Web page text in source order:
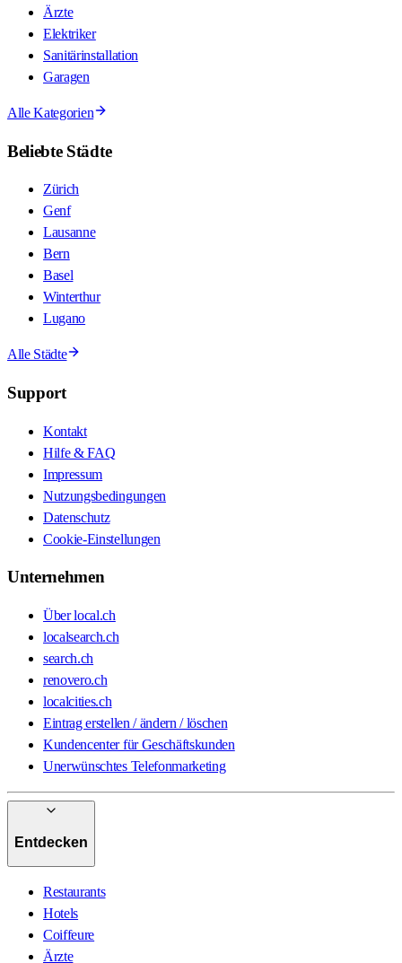
Ärzte
Elektriker
Sanitärinstallation
Garagen
Alle Kategorien
Beliebte Städte
Zürich
Genf
Lausanne
Bern
Basel
Winterthur
Lugano
Alle Städte
Support
Kontakt
Hilfe & FAQ
Impressum
Nutzungsbedingungen
Datenschutz
Cookie-Einstellungen
Unternehmen
Über local.ch
localsearch.ch
search.ch
renovero.ch
localcities.ch
Eintrag erstellen / ändern / löschen
Kundencenter für Geschäftskunden
Unerwünschtes Telefonmarketing
Entdecken
Restaurants
Hotels
Coiffeure
Ärzte